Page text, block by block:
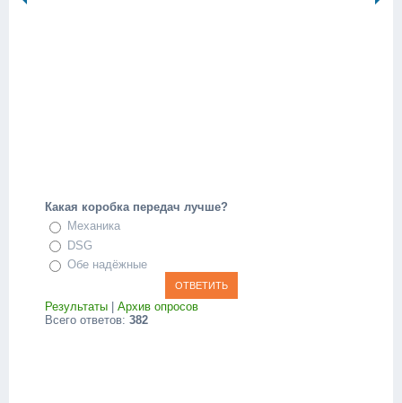
Какая коробка передач лучше?
Механика
DSG
Обе надёжные
Результаты | Архив опросов
Всего ответов: 382